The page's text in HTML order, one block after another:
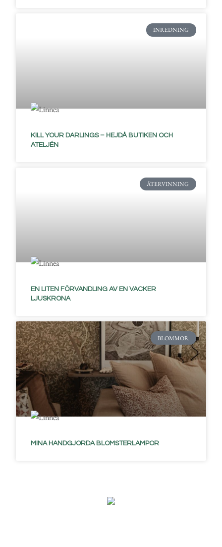
INREDNING
KILL YOUR DARLINGS – HEJDÅ BUTIKEN OCH
ATELJÉN
ÅTERVINNING
EN LITEN FÖRVANDLING AV EN VACKER
LJUSKRONA
BLOMMOR
MINA HANDGJORDA BLOMSTERLAMPOR